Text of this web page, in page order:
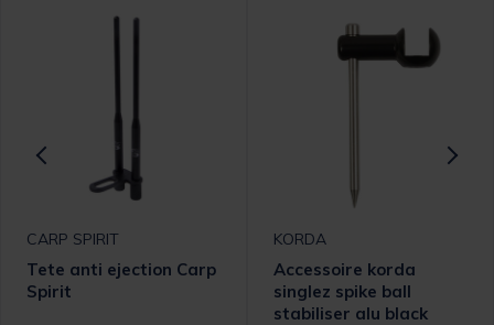
CARP SPIRIT
Tete anti ejection Carp
Spirit
KORDA
Accessoire korda
singlez spike ball
stabiliser alu black